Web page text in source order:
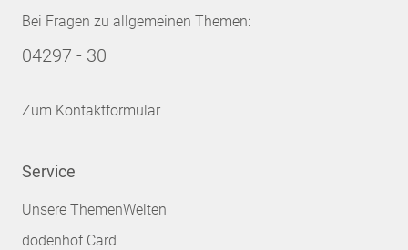
Bei Fragen zu allgemeinen Themen:
04297 - 30
Zum Kontaktformular
Service
Unsere ThemenWelten
dodenhof Card